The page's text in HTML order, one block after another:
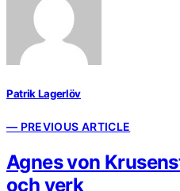
Patrik Lagerlöv
— PREVIOUS ARTICLE
Agnes von
och verk